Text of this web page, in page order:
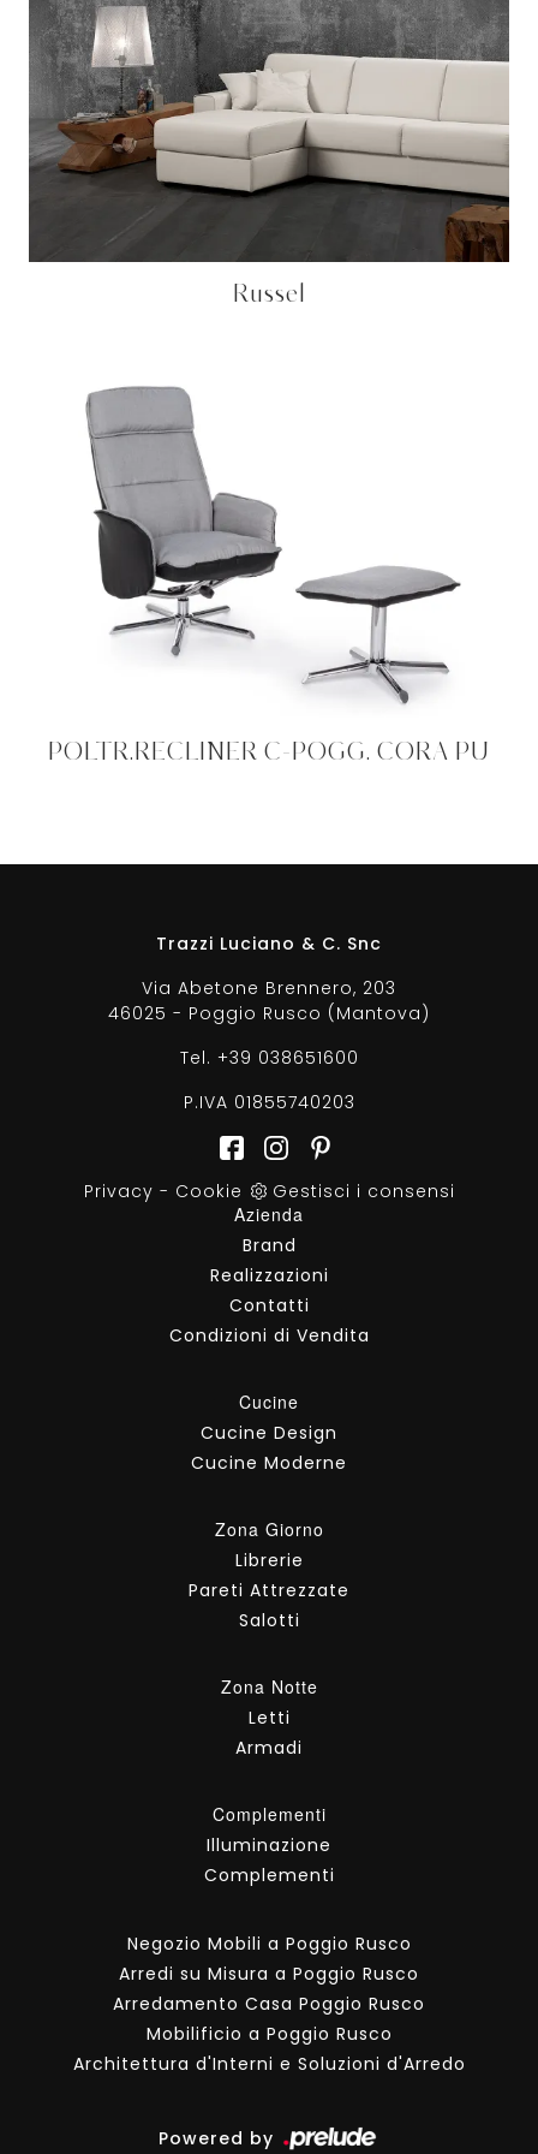
Russel
POLTR.RECLINER C-POGG. CORA PU
Trazzi Luciano & C. Snc
Via Abetone Brennero, 203
46025 - Poggio Rusco (Mantova)
Tel. +39 038651600
P.IVA 01855740203
Privacy - Cookie
Gestisci i consensi
Azienda
Brand
Realizzazioni
Contatti
Condizioni di Vendita
Cucine
Cucine Design
Cucine Moderne
Zona Giorno
Librerie
Pareti Attrezzate
Salotti
Zona Notte
Letti
Armadi
Complementi
Illuminazione
Complementi
Negozio Mobili a Poggio Rusco
Arredi su Misura a Poggio Rusco
Arredamento Casa Poggio Rusco
Mobilificio a Poggio Rusco
Architettura d'Interni e Soluzioni d'Arredo
Powered by